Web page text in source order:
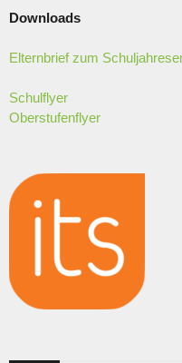
Downloads
Elternbrief zum
Schulflyer
Oberstufenflyer